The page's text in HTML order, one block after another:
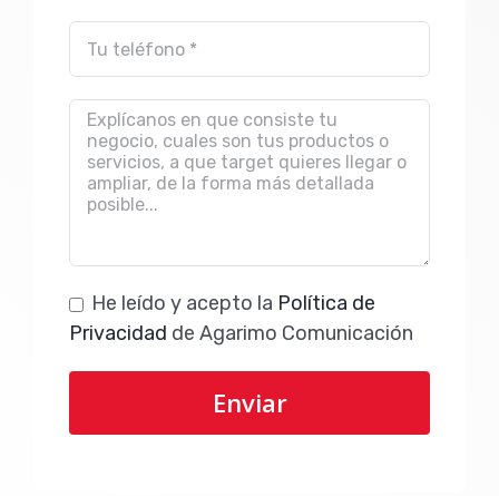
He leído y acepto la Política de
Privacidad de Agarimo Comunicación